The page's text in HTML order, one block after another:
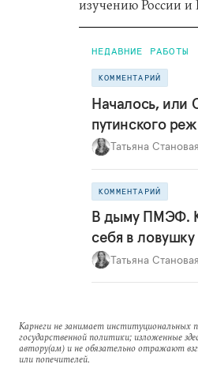
изучению России и
НЕДАВНИЕ РАБОТЫ
КОММЕНТАРИЙ
Началось, или
путинского
Татьяна Становая
КОММЕНТАРИЙ
В дыму ПМЭФ.
себя в
Татьяна Становая
Карнеги не занимает институциональных
государственной политики; изложенные
автору(ам) и не обязательно отражают
или попечителей.